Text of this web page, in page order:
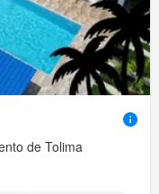
de Tolima